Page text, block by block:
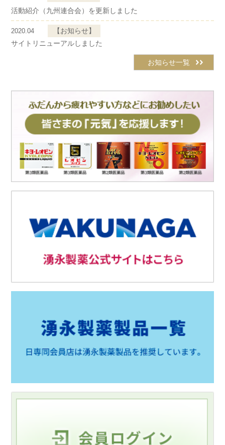
活動紹介（九州連合会）を更新しました
2020.04
【お知らせ】
サイトリニューアルしました
お知らせ一覧